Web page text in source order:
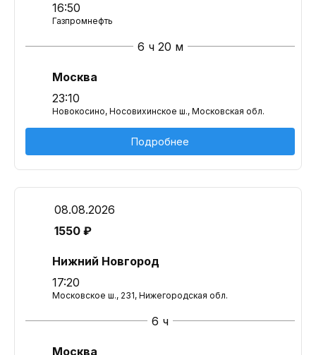
16:50
Газпромнефть
6 ч 20 м
Москва
23:10
Новокосино, Носовихинское ш., Московская обл.
Подробнее
08.08.2026
1550 ₽
Нижний Новгород
17:20
Московское ш., 231, Нижегородская обл.
6 ч
Москва